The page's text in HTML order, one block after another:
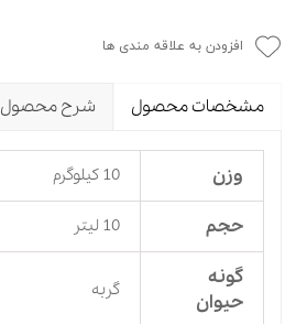
افزودن به علاقه مندی ها
مشخصات محصول شرح محصول
وزن 10 کیلوگرم
حجم 10 لیتر
گونه
حیوان
گربه